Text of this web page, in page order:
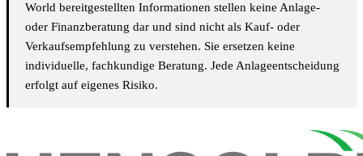
World bereitgestellten Informationen stellen keine Anlage-
oder Finanzberatung dar und sind nicht als Kauf- oder
Verkaufsempfehlung zu verstehen. Sie ersetzen keine
individuelle, fachkundige Beratung. Jede Anlageentscheidung
erfolgt auf eigenes Risiko.